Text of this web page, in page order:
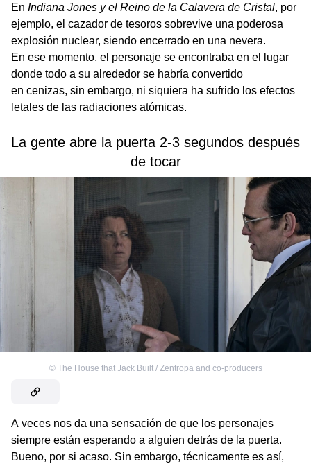
En Indiana Jones y el Reino de la Calavera de Cristal, por
ejemplo, el cazador de tesoros sobrevive una poderosa
explosión nuclear, siendo encerrado en una nevera.
En ese momento, el personaje se encontraba en el lugar
donde todo a su alrededor se habría convertido
en cenizas, sin embargo, ni siquiera ha sufrido los efectos
letales de las radiaciones atómicas.
La gente abre la puerta 2-3 segundos después
de tocar
© The House that Jack Built / Zentropa and co-producers
A veces nos da una sensación de que los personajes
siempre están esperando a alguien detrás de la puerta.
Bueno, por si acaso. Sin embargo, técnicamente es así,